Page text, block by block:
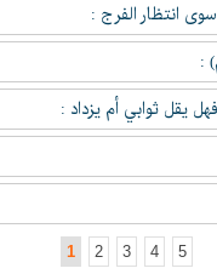
انتظار الفرج :
:
يقل ثوابي أم يزداد :
1 2 3 4 5